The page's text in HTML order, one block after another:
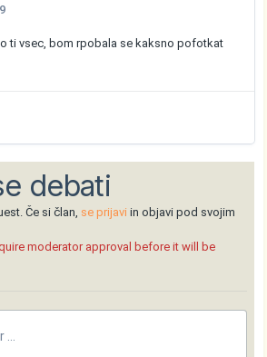
ti vsec, bom rpobala se kaksno pofotkat
debati
Če si član, se prijavi in objavi pod svojim
moderator approval before it will be